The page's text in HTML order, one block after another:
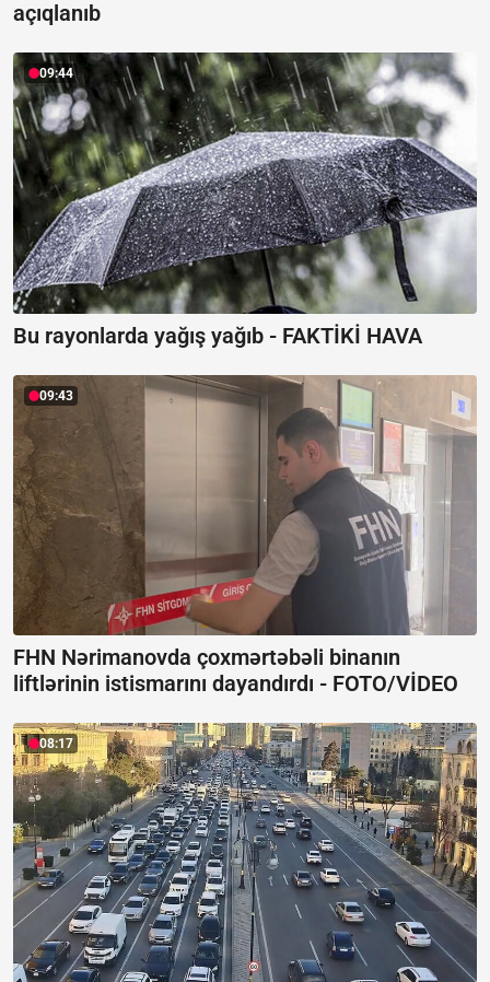
açıqlanıb
09:44
Bu rayonlarda yağış yağıb - FAKTİKİ HAVA
09:43
FHN Nərimanovda çoxmərtəbəli binanın
liftlərinin istismarını dayandırdı - FOTO/VİDEO
08:17